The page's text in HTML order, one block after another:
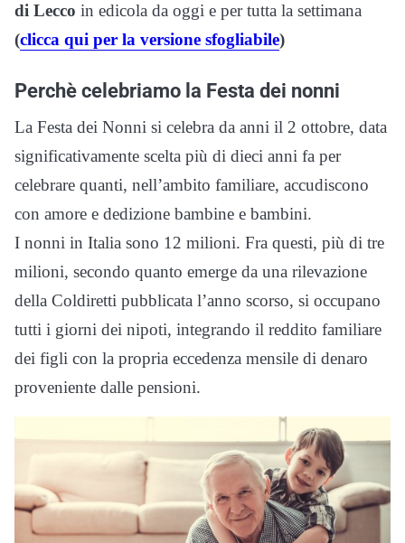
di Lecco in edicola da oggi e per tutta la settimana
(clicca qui per la versione sfogliabile)
Perchè celebriamo la Festa dei nonni
La Festa dei Nonni si celebra da anni il 2 ottobre, data
significativamente scelta più di dieci anni fa per
celebrare quanti, nell’ambito familiare, accudiscono
con amore e dedizione bambine e bambini.
I nonni in Italia sono 12 milioni. Fra questi, più di tre
milioni, secondo quanto emerge da una rilevazione
della Coldiretti pubblicata l’anno scorso, si occupano
tutti i giorni dei nipoti, integrando il reddito familiare
dei figli con la propria eccedenza mensile di denaro
proveniente dalle pensioni.